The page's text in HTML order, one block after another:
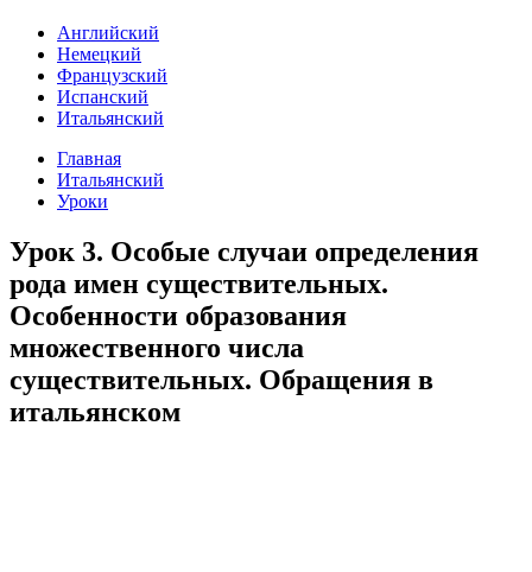
Английский
Немецкий
Французский
Испанский
Итальянский
Главная
Итальянский
Уроки
Урок 3. Особые случаи определения
рода имен существительных.
Особенности образования
множественного числа
существительных. Обращения в
итальянском